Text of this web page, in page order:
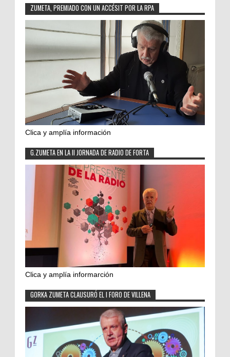
ZUMETA, PREMIADO CON UN ACCÉSIT POR LA RPA
Clica y amplía información
G.ZUMETA EN LA II JORNADA DE RADIO DE FORTA
Clica y amplía informarción
GORKA ZUMETA CLAUSURÓ EL I FORO DE VILLENA